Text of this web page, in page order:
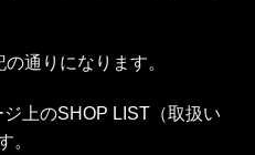
通りになります。
ジ上のSHOP LIST （取扱い
。